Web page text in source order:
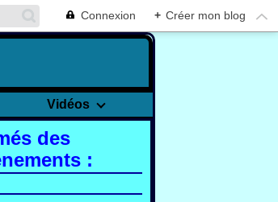
Connexion + Créer mon blog
Vidéos
des
: